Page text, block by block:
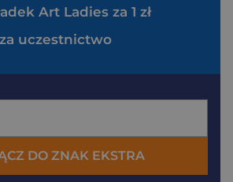
Art Ladies za 1 zł
uczestnictwo
DO ZNAK EKSTRA